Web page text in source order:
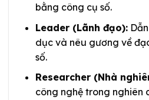
bằng công cụ số.
Leader (Lãnh đạo):
dục và nêu gương về
số.
Researcher (Nhà
công nghệ trong nghiên